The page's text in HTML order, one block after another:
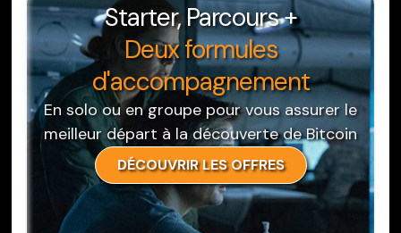
Starter, Parcours +
Deux formules
d'accompagnement
En solo ou en groupe pour vous assurer le
meilleur départ à la découverte de Bitcoin
DÉCOUVRIR LES OFFRES